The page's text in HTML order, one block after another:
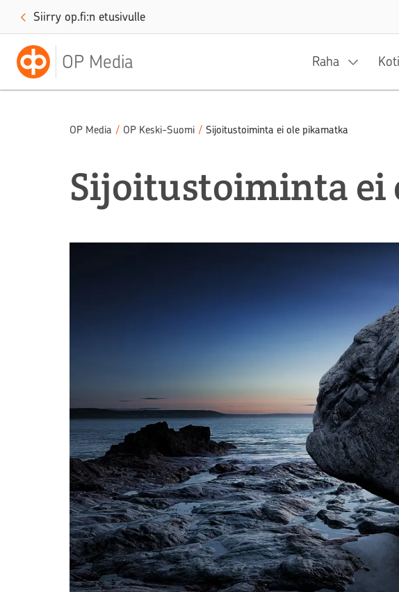
Siirry op.fi:n etusivulle
OP Media Raha Koti
OP Media / OP Keski-Suomi / Sijoitustoiminta ei ole pikamatka
Sijoitustoiminta ei